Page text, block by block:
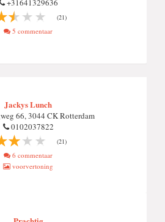
+31641329636
(21)
5 commentaar
Jackys Lunch
66, 3044 CK Rotterdam
0102037822
(21)
6 commentaar
voorvertoning